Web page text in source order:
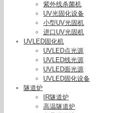
紫外线杀菌机
UV光固化设备
小型UV光固机
进口UV光固机
UVLED固化机
UVLED点光源
UVLED线光源
UVLED面光源
UVLED固化设备
隧道炉
IR隧道炉
高温隧道炉